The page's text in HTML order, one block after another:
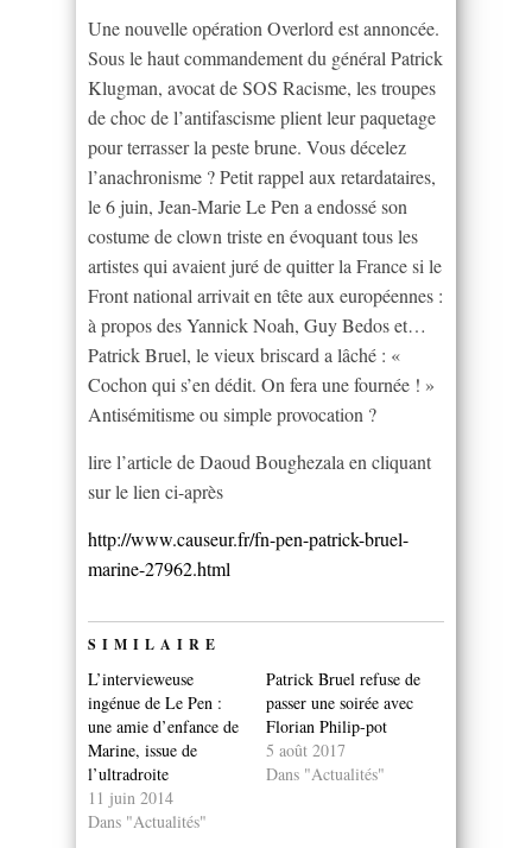
Une nouvelle opération Overlord est annoncée.
Sous le haut commandement du général Patrick
Klugman, avocat de SOS Racisme, les troupes
de choc de l’antifascisme plient leur paquetage
pour terrasser la peste brune. Vous décelez
l’anachronisme ? Petit rappel aux retardataires,
le 6 juin, Jean-Marie Le Pen a endossé son
costume de clown triste en évoquant tous les
artistes qui avaient juré de quitter la France si le
Front national arrivait en tête aux européennes :
à propos des Yannick Noah, Guy Bedos et…
Patrick Bruel, le vieux briscard a lâché : «
Cochon qui s’en dédit. On fera une fournée ! »
Antisémitisme ou simple provocation ?
lire l’article de Daoud Boughezala en cliquant
sur le lien ci-après
http://www.causeur.fr/fn-pen-patrick-bruel-
marine-27962.html
SIMILAIRE
L’intervieweuse
ingénue de Le Pen :
une amie d’enfance de
Marine, issue de
l’ultradroite
11 juin 2014
Dans "Actualités"
Patrick Bruel refuse de
passer une soirée avec
Florian Philip-pot
5 août 2017
Dans "Actualités"